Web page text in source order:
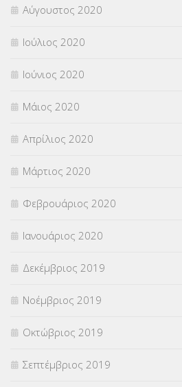
Αύγουστος 2020
Ιούλιος 2020
Ιούνιος 2020
Μάιος 2020
Απρίλιος 2020
Μάρτιος 2020
Φεβρουάριος 2020
Ιανουάριος 2020
Δεκέμβριος 2019
Νοέμβριος 2019
Οκτώβριος 2019
Σεπτέμβριος 2019